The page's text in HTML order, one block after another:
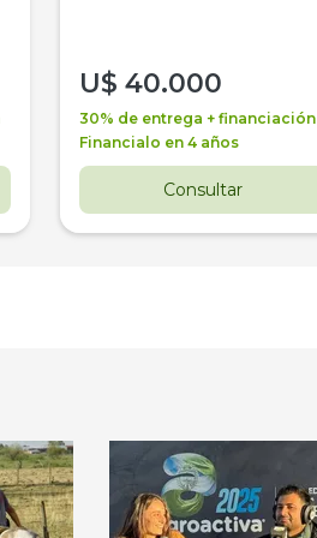
U$ 40.000
30% de entrega + financiación
Financialo en 4 años
Consultar